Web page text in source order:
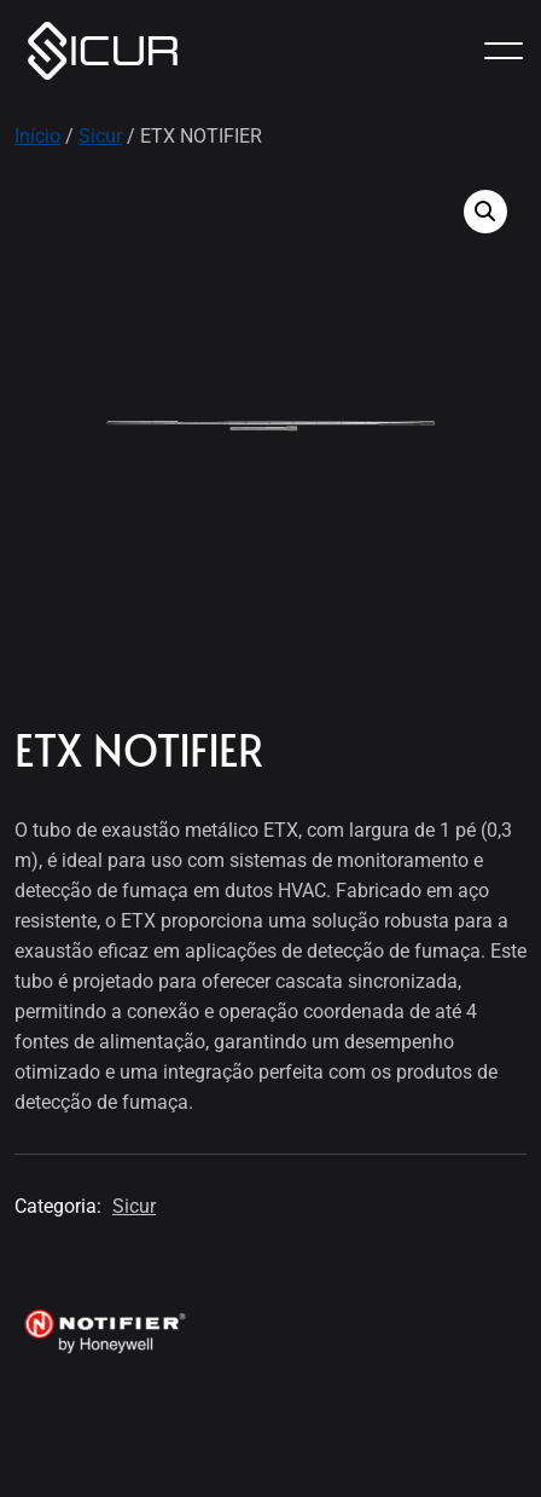
Início / Sicur / ETX NOTIFIER
ETX NOTIFIER
O tubo de exaustão metálico ETX, com largura de 1 pé (0,3
m), é ideal para uso com sistemas de monitoramento e
detecção de fumaça em dutos HVAC. Fabricado em aço
resistente, o ETX proporciona uma solução robusta para a
exaustão eficaz em aplicações de detecção de fumaça. Este
tubo é projetado para oferecer cascata sincronizada,
permitindo a conexão e operação coordenada de até 4
fontes de alimentação, garantindo um desempenho
otimizado e uma integração perfeita com os produtos de
detecção de fumaça.
Categoria: Sicur